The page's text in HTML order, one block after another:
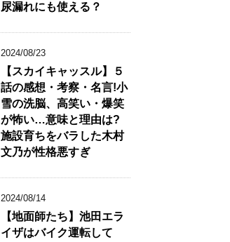
尿漏れにも使える？
2024/08/23
【スカイキャッスル】５
話の感想・考察・名言!小
雪の洗脳、高笑い・爆笑
が怖い…意味と理由は?
施設育ちをバラした木村
文乃が性格悪すぎ
2024/08/14
【地面師たち】池田エラ
イザはバイク運転して